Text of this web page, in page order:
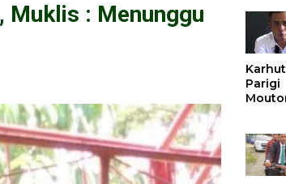
Muklis : Menunggu
Parigi
Tata